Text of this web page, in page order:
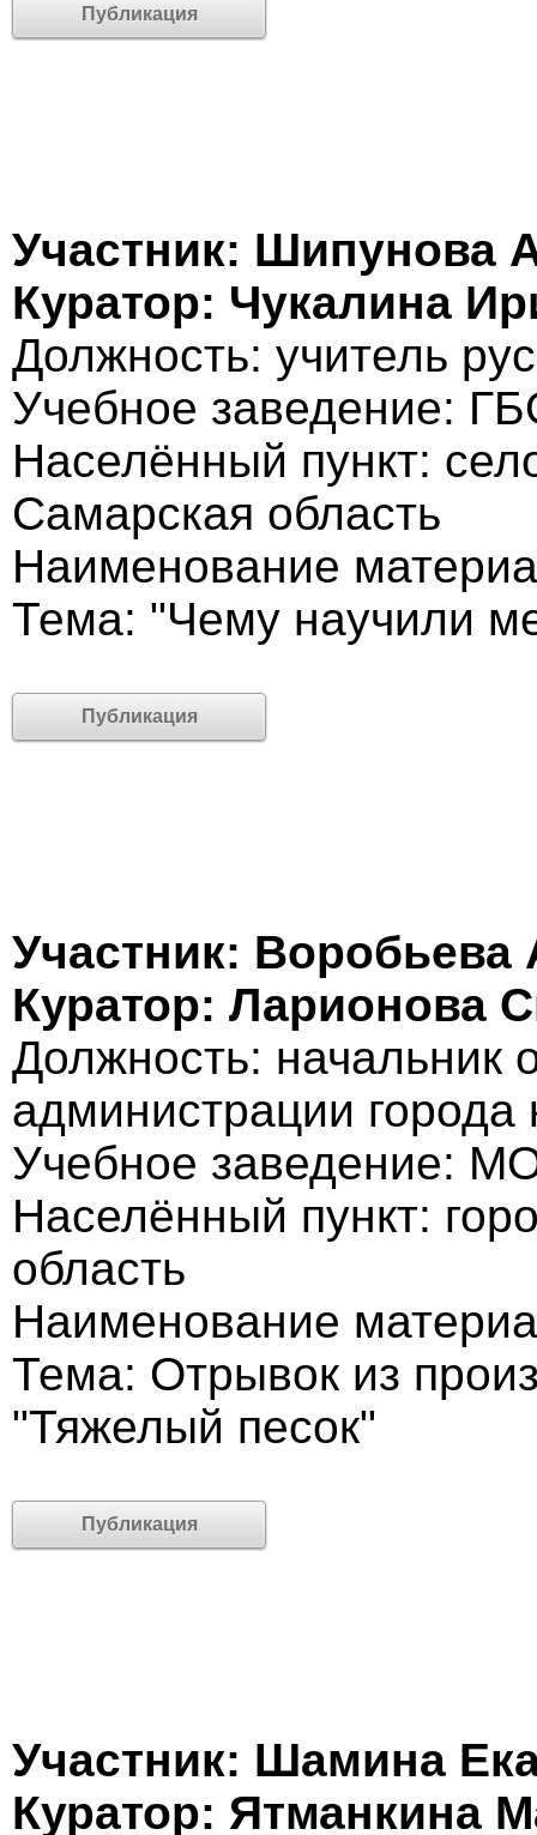
Публикация
Участник: Шипунова
Куратор: Чукалина
Должность: учитель
Учебное заведение:
Населённый пункт:
Самарская область
Наименование
Тема: "Чему научили
Публикация
Участник: Воробьева
Куратор: Ларионова
Должность: начальник
администрации города
Учебное заведение:
Населённый пункт:
область
Наименование
Тема: Отрывок из
"Тяжелый песок"
Публикация
Участник: Шамина
Куратор: Ятманкина